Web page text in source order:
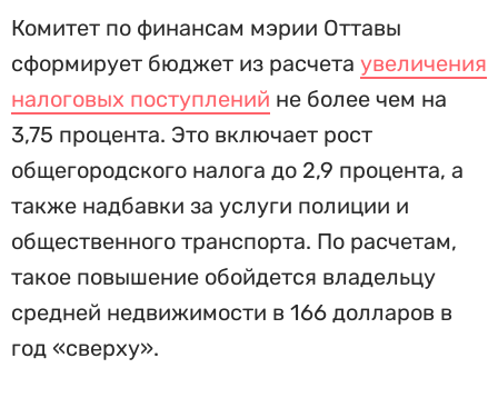
Комитет по финансам мэрии Оттавы
сформирует бюджет из расчета увеличения
налоговых поступлений не более чем на
3,75 процента. Это включает рост
общегородского налога до 2,9 процента, а
также надбавки за услуги полиции и
общественного транспорта. По расчетам,
такое повышение обойдется владельцу
средней недвижимости в 166 долларов в
год «сверху».